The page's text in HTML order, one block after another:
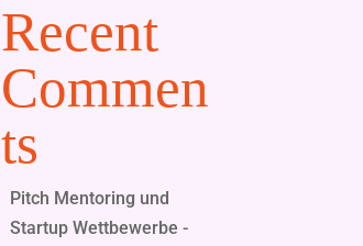
Recent
Commen
ts
Pitch Mentoring und
Startup Wettbewerbe -